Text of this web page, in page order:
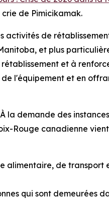
de Pimicikamak.
activités de
et plus
et à
l'équipement et en
la demande des
Rouge canadienne
alimentaire, de transport
qui sont demeurées